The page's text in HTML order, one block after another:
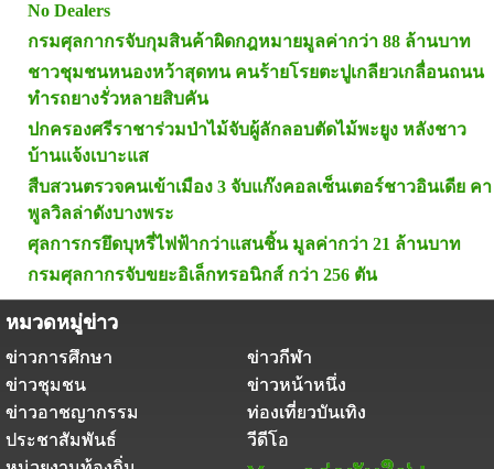
No Dealers
กรมศุลกากรจับกุมสินค้าผิดกฎหมายมูลค่ากว่า 88 ล้านบาท
ชาวชุมชนหนองหว้าสุดทน คนร้ายโรยตะปูเกลียวเกลื่อนถนน
ทำรถยางรั่วหลายสิบคัน
ปกครองศรีราชาร่วมป่าไม้จับผู้ลักลอบตัดไม้พะยูง หลังชาว
บ้านแจ้งเบาะแส
สืบสวนตรวจคนเข้าเมือง 3 จับแก๊งคอลเซ็นเตอร์ชาวอินเดีย คา
พูลวิลล่าดังบางพระ
ศุลการกรยึดบุหรี่ไฟฟ้ากว่าแสนชิ้น มูลค่ากว่า 21 ล้านบาท
กรมศุลกากรจับขยะอิเล็กทรอนิกส์ กว่า 256 ตัน
หมวดหมู่ข่าว
ข่าวการศึกษา
ข่าวกีฬา
ข่าวชุมชน
ข่าวหน้าหนึ่ง
ข่าวอาชญากรรม
ท่องเที่ยวบันเทิง
ประชาสัมพันธ์
วีดีโอ